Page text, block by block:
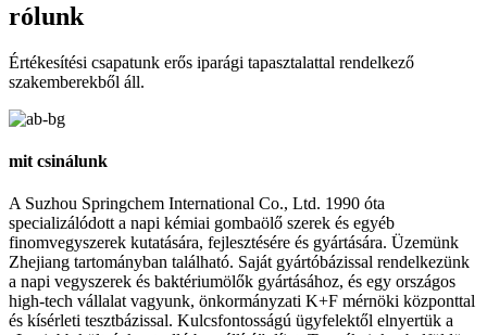
rólunk
Értékesítési csapatunk erős iparági tapasztalattal rendelkező
szakemberekből áll.
mit csinálunk
A Suzhou Springchem International Co., Ltd. 1990 óta
specializálódott a napi kémiai gombaölő szerek és egyéb
finomvegyszerek kutatására, fejlesztésére és gyártására. Üzemünk
Zhejiang tartományban található. Saját gyártóbázissal rendelkezünk
a napi vegyszerek és baktériumölők gyártásához, és egy országos
high-tech vállalat vagyunk, önkormányzati K+F mérnöki központtal
és kísérleti tesztbázissal. Kulcsfontosságú ügyfelektől elnyertük a